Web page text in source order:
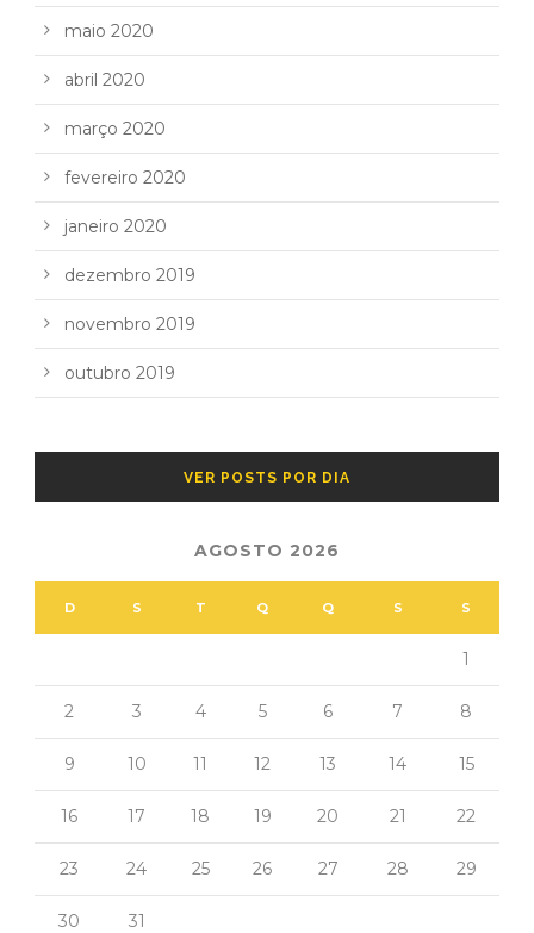
maio 2020
abril 2020
março 2020
fevereiro 2020
janeiro 2020
dezembro 2019
novembro 2019
outubro 2019
VER POSTS POR DIA
AGOSTO 2026
D S T Q Q S S
1
2 3 4 5 6 7 8
9 10 11 12 13 14 15
16 17 18 19 20 21 22
23 24 25 26 27 28 29
30 31